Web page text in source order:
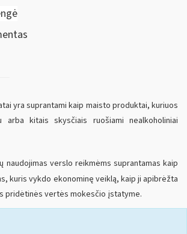
yra suprantami kaip maisto produktai, kuriuos
arba kitais skysčiais ruošiami nealkoholiniai
naudojimas verslo reikmėms suprantamas kaip
kuris vykdo ekonominę veiklą, kaip ji apibrėžta
pridėtinės vertės mokesčio įstatyme.